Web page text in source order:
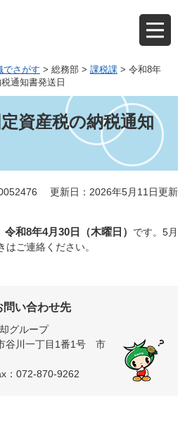
でさがす > 総務部 > 課税課 > 令和8年
通知書発送日
資産税の納税通知
更新日：2026年5月11日更新
令和8年4月30日（木曜日） です。5月
ご連絡ください。
問い合わせ先
グループ
谷川一丁目1番1号 市
：072-870-9262